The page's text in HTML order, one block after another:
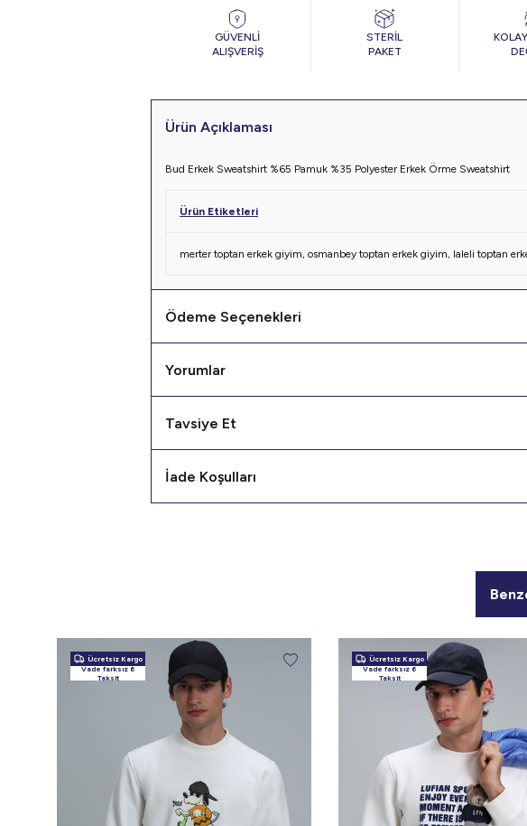
GÜVENLİ
ALIŞVERİŞ
STERİL
PAKET
Ürün Açıklaması
Bud Erkek Sweatshirt %65 Pamuk %35 Polyester Erkek Örme Sweatshirt
Ürün Etiketleri
merter toptan erkek giyim, osmanbey toptan erkek giyim, laleli toptan
Ödeme Seçenekleri
Yorumlar
Tavsiye Et
İade Koşulları
Ücretsiz Kargo
Vade farksız 6
Taksit
Ücretsiz Kargo
Vade farksız 6
Taksit